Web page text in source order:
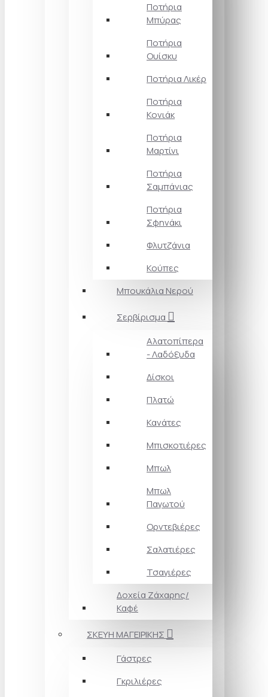
Ποτήρια
Μπύρας
Ποτήρια
Ουίσκυ
Ποτήρια Λικέρ
Ποτήρια
Κονιάκ
Ποτήρια
Μαρτίνι
Ποτήρια
Σαμπάνιας
Ποτήρια
Σφηνάκι
Φλυτζάνια
Κούπες
Μπουκάλια Νερού
Σερβίρισμα
Αλατοπίπερα
- Λαδόξυδα
Δίσκοι
Πλατώ
Κανάτες
Μπισκοτιέρες
Μπωλ
Μπωλ
Παγωτού
Ορντεβιέρες
Σαλατιέρες
Τσαγιέρες
Δοχεία Ζάχαρης/
Καφέ
ΣΚΕΥΗ ΜΑΓΕΙΡΙΚΗΣ
Γάστρες
Γκριλιέρες